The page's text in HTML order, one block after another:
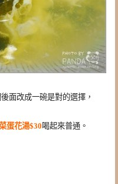
面改成一碗是對的選擇，
蛋花湯$30喝起來普通。